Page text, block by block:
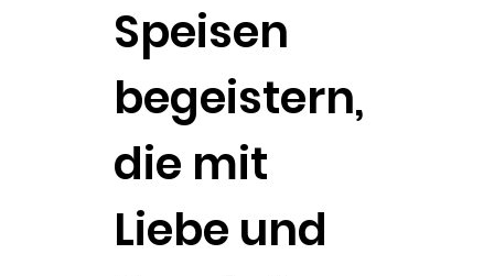
Speisen
begeistern,
die mit
Liebe und